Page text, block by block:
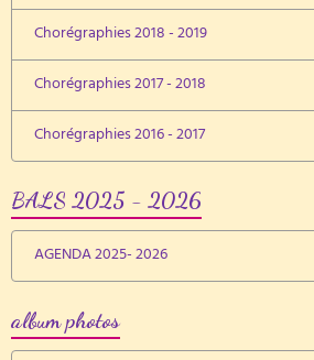
Chorégraphies 2018 - 2019
Chorégraphies 2017 - 2018
Chorégraphies 2016 - 2017
BALS 2025 - 2026
AGENDA 2025- 2026
album photos